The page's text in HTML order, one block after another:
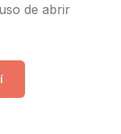
de abrir